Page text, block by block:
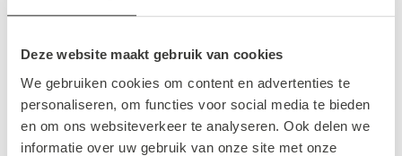
Deze website maakt gebruik van cookies
We gebruiken cookies om content en advertenties te
personaliseren, om functies voor social media te bieden
en om ons websiteverkeer te analyseren. Ook delen we
informatie over uw gebruik van onze site met onze
Route en tijden
De parade start rond 15.30 uur en trekt via de
Coolsingel en Meent richting de Laurenskerk,
met een verwachte aankomst rond 17.00 uur.
Tijdens de passage worden delen van de